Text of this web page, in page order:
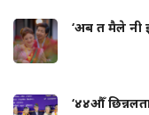
‘अब त मैले नी
‘४४औँ छिन्नलता